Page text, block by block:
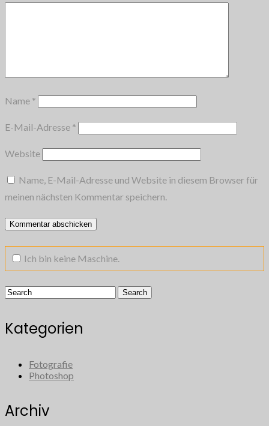
Name *
E-Mail-Adresse *
Website
Name, E-Mail-Adresse und Website in diesem Browser für
meinen nächsten Kommentar speichern.
Ich bin keine Maschine.
Kategorien
Fotografie
Photoshop
Archiv